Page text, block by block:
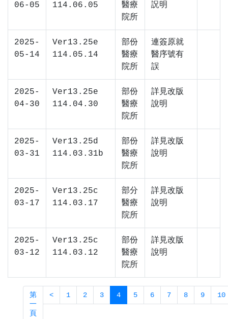
06-05
114.06.05
醫療
院所
詋明
2025-
05-14
Ver13.25e
114.05.14
部份
醫療
院所
連簽原就
醫序號有
誤
2025-
04-30
Ver13.25e
114.04.30
部份
醫療
院所
詳見改版
說明
2025-
03-31
Ver13.25d
114.03.31b
部份
醫療
院所
詳見改版
說明
2025-
03-17
Ver13.25c
114.03.17
部分
醫療
院所
詳見改版
說明
2025-
03-12
Ver13.25c
114.03.12
部份
醫療
院所
詳見改版
說明
第
一
頁
< 1 2 3 4 5 6 7 8 9 10